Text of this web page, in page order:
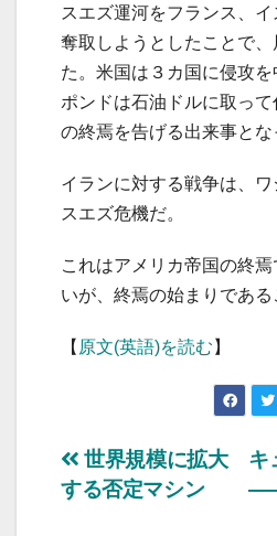
スエズ運河をフランス、
奪取しようとしたことで
た。米国は３カ国に侵攻
ポンドは石油ドルに取っ
の終焉を告げる出来事とな
イランに対する戦争は、
スエズ危機だ。
これはアメリカ帝国の終
いが、終焉の始まりである
【 原文(英語)を読む 】
投
稿
キ
世界規模に拡大
する否定マシン